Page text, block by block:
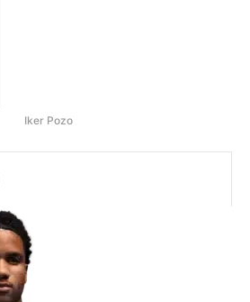
Iker Pozo